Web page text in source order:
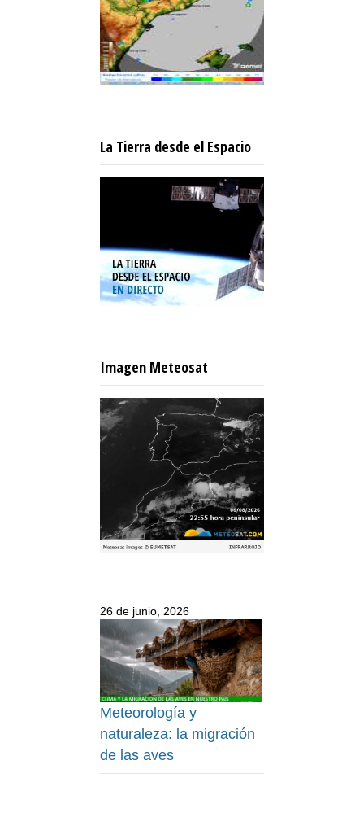
La Tierra desde el Espacio
Imagen Meteosat
26 de junio, 2026
Meteorología y
naturaleza: la migración
de las aves